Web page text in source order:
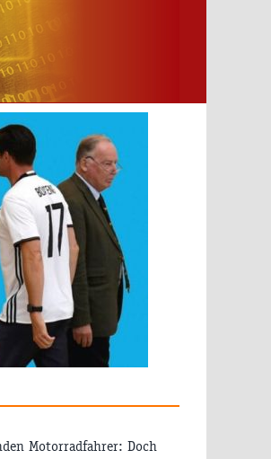
Motorradfahrer: Doch